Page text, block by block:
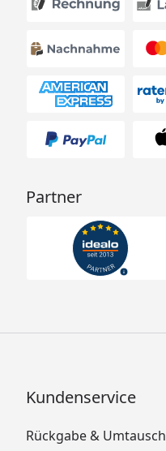
Partner
Kundenservice
Rückgabe & Umtausch